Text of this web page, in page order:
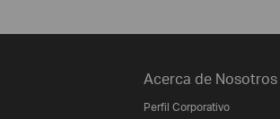
Acerca de Nosotros
Perfil Corporativo